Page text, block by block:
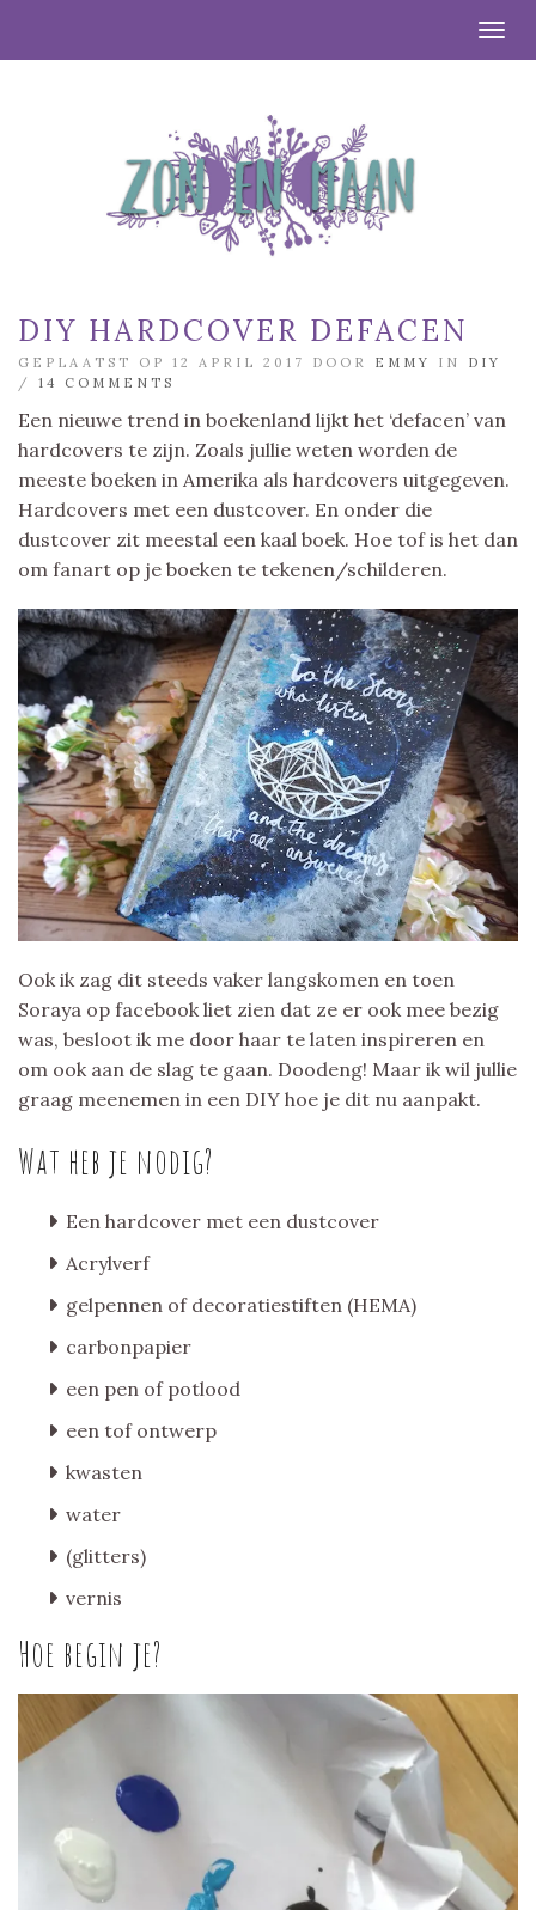
DIY HARDCOVER DEFACEN
GEPLAATST OP 12 APRIL 2017 DOOR EMMY IN DIY
/ 14 COMMENTS
Een nieuwe trend in boekenland lijkt het ‘defacen’ van
hardcovers te zijn. Zoals jullie weten worden de
meeste boeken in Amerika als hardcovers uitgegeven.
Hardcovers met een dustcover. En onder die
dustcover zit meestal een kaal boek. Hoe tof is het dan
om fanart op je boeken te tekenen/schilderen.
Ook ik zag dit steeds vaker langskomen en toen
Soraya op facebook liet zien dat ze er ook mee bezig
was, besloot ik me door haar te laten inspireren en
om ook aan de slag te gaan. Doodeng! Maar ik wil jullie
graag meenemen in een DIY hoe je dit nu aanpakt.
Wat heb je nodig?
Een hardcover met een dustcover
Acrylverf
gelpennen of decoratiestiften (HEMA)
carbonpapier
een pen of potlood
een tof ontwerp
kwasten
water
(glitters)
vernis
Hoe begin je?